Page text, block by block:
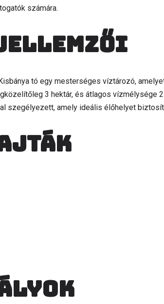
számára.
tó egy mesterséges víztározó,
3 hektár, és átlagos vízmélysége
szegélyezett, amely ideális élőhelyet